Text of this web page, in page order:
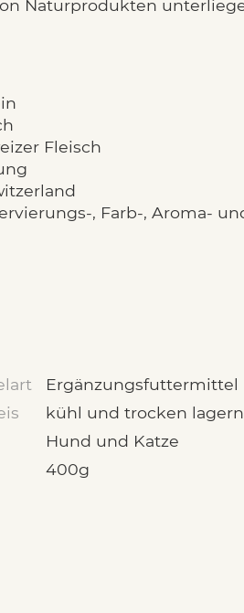
Naturprodukten
Fleisch
, Farb-, Aroma-
Ergänzungsfuttermittel
kühl und trocken lagern
Hund und Katze
400g